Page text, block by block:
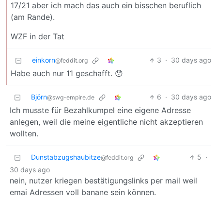
17/21 aber ich mach das auch ein bisschen beruflich
(am Rande).
WZF in der Tat
einkorn@feddit.org 3 · 30 days ago
Habe auch nur 11 geschafft. 😯
Björn@swg-empire.de 6 · 30 days ago
Ich musste für Bezahlkumpel eine eigene Adresse
anlegen, weil die meine eigentliche nicht akzeptieren
wollten.
Dunstabzugshaubitze@feddit.org 5 ·
30 days ago
nein, nutzer kriegen bestätigungslinks per mail weil
emai Adressen voll banane sein können.